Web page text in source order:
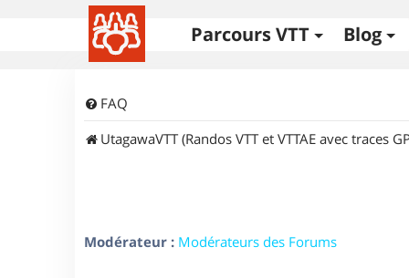
Parcours VTT Blog
FAQ
UtagawaVTT (Randos VTT et VTTAE avec traces
Modérateur : Modérateurs des Forums